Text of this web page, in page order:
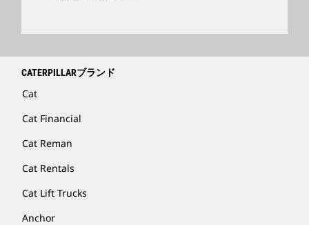
CATERPILLARブランド
Cat
Cat Financial
Cat Reman
Cat Rentals
Cat Lift Trucks
Anchor